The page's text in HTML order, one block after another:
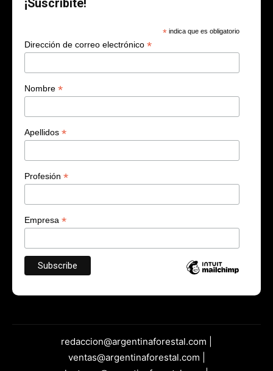
¡Suscribite!
* indica que es obligatorio
Dirección de correo electrónico *
Nombre *
Apellidos *
Profesión *
Empresa *
redaccion@argentinaforestal.com |
ventas@argentinaforestal.com |